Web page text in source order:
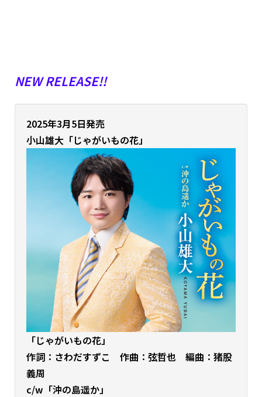
NEW RELEASE!!
2025年3月5日発売
小山雄大「じゃがいもの花」
「じゃがいもの花」
作詞：さわだすずこ 作曲：弦哲也 編曲：猪股
義周
c/w「沖の島遥か」